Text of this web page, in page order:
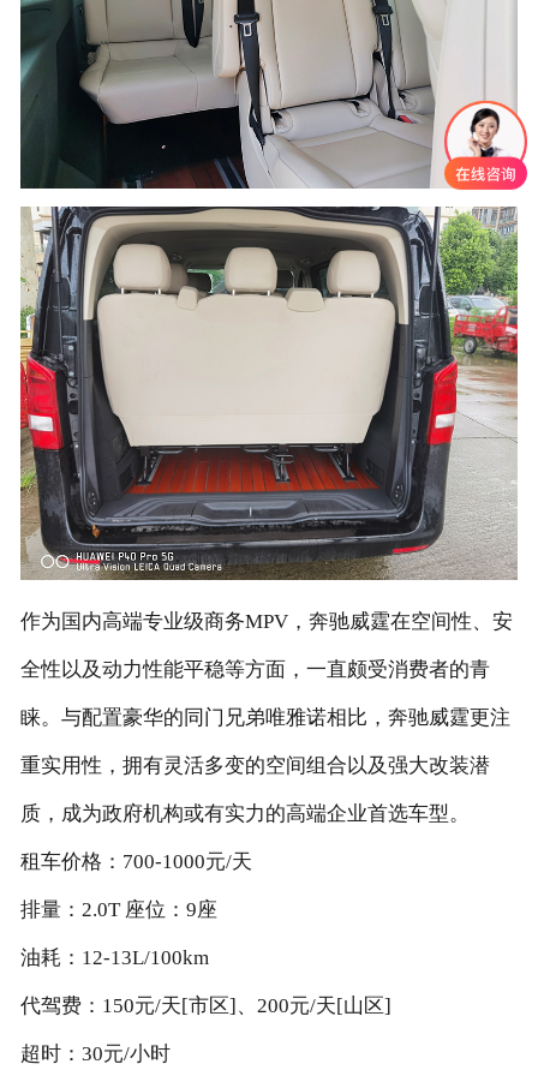
作为国内高端专业级商务MPV，奔驰威霆在空间性、安
全性以及动力性能平稳等方面，一直颇受消费者的青
睐。与配置豪华的同门兄弟唯雅诺相比，奔驰威霆更注
重实用性，拥有灵活多变的空间组合以及强大改装潜
质，成为政府机构或有实力的高端企业首选车型。
租车价格：700-1000元/天
排量：2.0T 座位：9座
油耗：12-13L/100km
代驾费：150元/天[市区]、200元/天[山区]
超时：30元/小时